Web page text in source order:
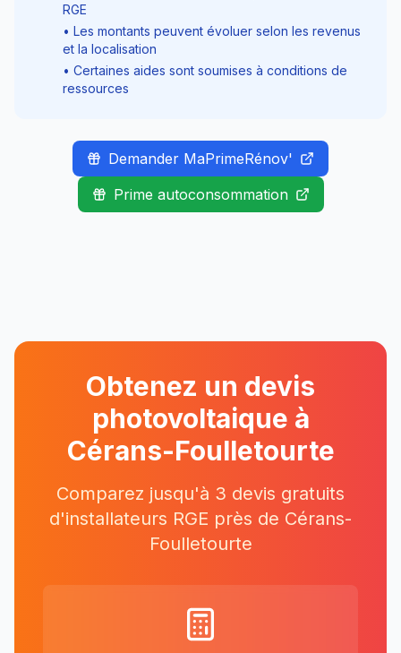
RGE
• Les montants peuvent évoluer selon les revenus
et la localisation
• Certaines aides sont soumises à conditions de
ressources
Demander MaPrimeRénov'
Prime autoconsommation
Obtenez un devis
photovoltaique à
Cérans-Foulletourte
Comparez jusqu'à 3 devis gratuits
d'installateurs RGE près de Cérans-
Foulletourte